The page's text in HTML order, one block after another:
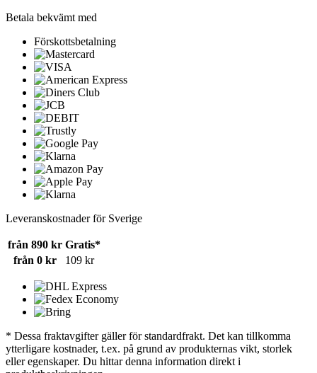
Betala bekvämt med
Förskottsbetalning
Leveranskostnader för Sverige
från 890 kr Gratis*
från 0 kr
109 kr
* Dessa fraktavgifter gäller för standardfrakt. Det kan tillkomma
ytterligare kostnader, t.ex. på grund av produkternas vikt, storlek
eller egenskaper. Du hittar denna information direkt i